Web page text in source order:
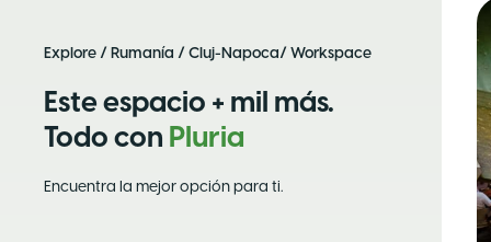
Explore / Rumanía / Cluj-Napoca/ Workspace
Este espacio + mil más.
Todo con Pluria
Encuentra la mejor opción para ti.